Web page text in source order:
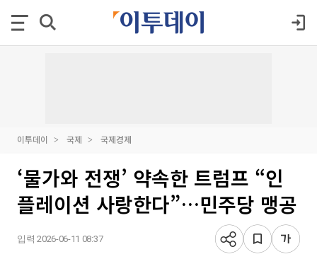
이투데이 국제 국제경제
‘물가와 전쟁’ 약속한 트럼프 “인
플레이션 사랑한다”…민주당 맹공
입력 2026-06-11 08:37